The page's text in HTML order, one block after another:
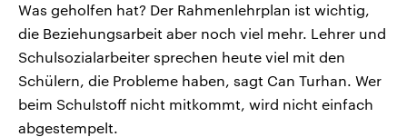
Was geholfen hat? Der Rahmenlehrplan ist wichtig,
die Beziehungsarbeit aber noch viel mehr. Lehrer und
Schulsozialarbeiter sprechen heute viel mit den
Schülern, die Probleme haben, sagt Can Turhan. Wer
beim Schulstoff nicht mitkommt, wird nicht einfach
abgestempelt.